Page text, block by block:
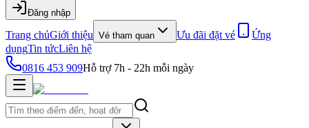
Đăng nhập
Trang chủGiới thiệu Vé tham quan Ưu đãi đặt vé
Ứng
dụngTin tứcLiên hệ
0816 453 909Hỗ trợ 7h - 22h mỗi ngày